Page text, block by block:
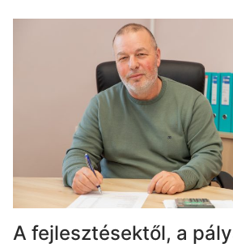
A fejlesztésektől, a